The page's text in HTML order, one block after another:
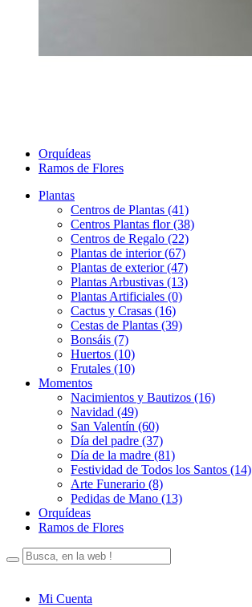
Orquídeas
Ramos de Flores
Plantas
Centros de Plantas (41)
Centros Plantas flor (38)
Centros de Regalo (22)
Plantas de interior (67)
Plantas de exterior (47)
Plantas Arbustivas (13)
Plantas Artificiales (0)
Cactus y Crasas (16)
Cestas de Plantas (39)
Bonsáis (7)
Huertos (10)
Frutales (10)
Momentos
Nacimientos y Bautizos (16)
Navidad (49)
San Valentín (60)
Día del padre (37)
Día de la madre (81)
Festividad de Todos los Santos (14)
Arte Funerario (8)
Pedidas de Mano (13)
Orquídeas
Ramos de Flores
Mi Cuenta